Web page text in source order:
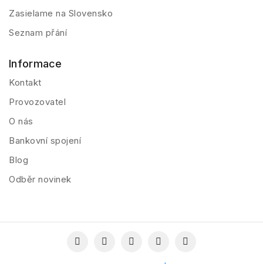
Zasielame na Slovensko
Seznam přání
Informace
Kontakt
Provozovatel
O nás
Bankovní spojení
Blog
Odběr novinek